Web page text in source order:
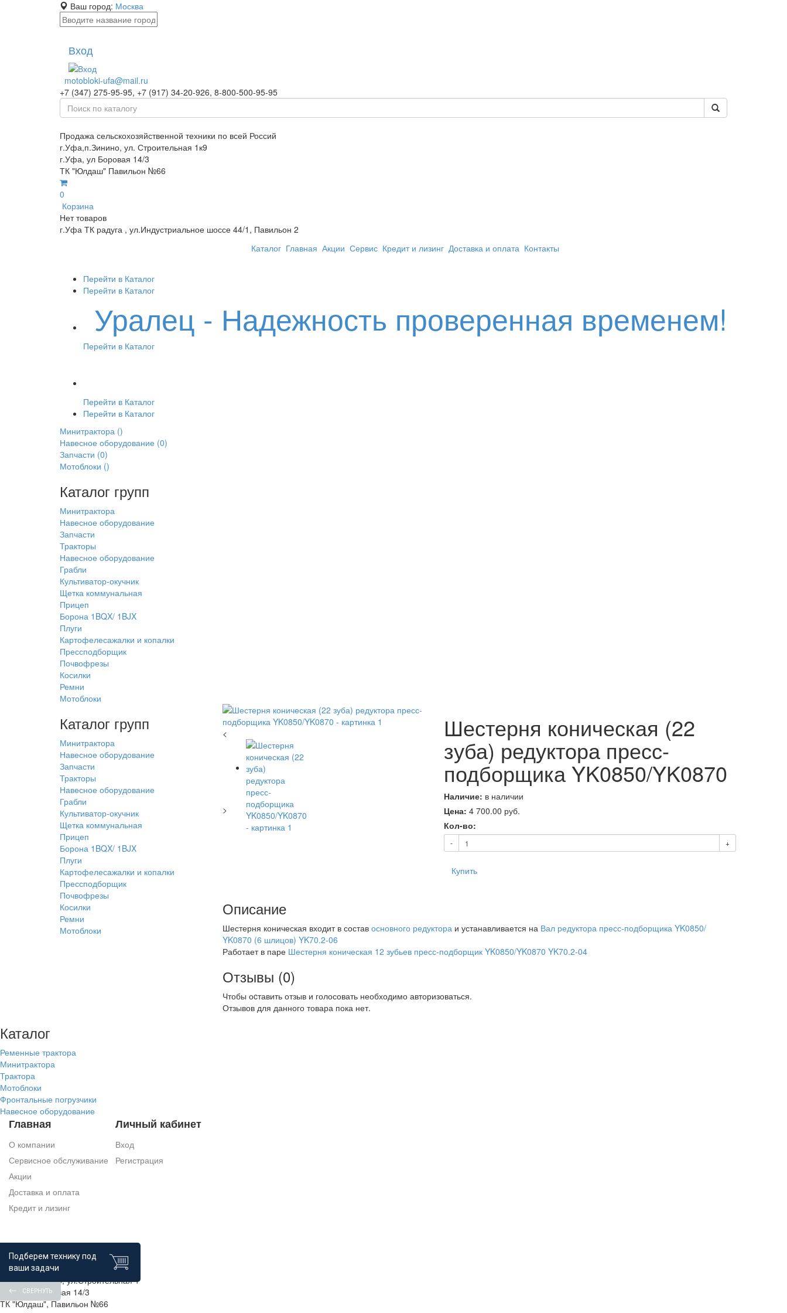
Ваш город: Москва
Вход
motobloki-ufa@mail.ru
+7 (347) 275-95-95, +7 (917) 34-20-926, 8-800-500-95-95
Продажа сельскохозяйственной техники по всей Россий
г.Уфа,п.Зинино, ул. Строительная 1к9
г.Уфа, ул Боровая 14/3
ТК "Юлдаш" Павильон №66
0
Корзина
Нет товаров
г.Уфа ТК радуга , ул.Индустриальное шоссе 44/1, Павильон 2
Каталог Главная Акции Сервис Кредит и лизинг Доставка и оплата Контакты
Перейти в Каталог
Перейти в Каталог
Уралец - Надежность проверенная временем!
Перейти в Каталог
Перейти в Каталог
Перейти в Каталог
Минитрактора ()
Навесное оборудование (0)
Запчасти (0)
Мотоблоки ()
Каталог групп
Минитрактора
Навесное оборудование
Запчасти
Тракторы
Навесное оборудование
Грабли
Культиватор-окучник
Щетка коммунальная
Прицеп
Борона 1BQX/ 1BJX
Плуги
Картофелесажалки и копалки
Прессподборщик
Почвофрезы
Косилки
Ремни
Мотоблоки
Каталог групп
Минитрактора
Навесное оборудование
Запчасти
Тракторы
Навесное оборудование
Грабли
Культиватор-окучник
Щетка коммунальная
Прицеп
Борона 1BQX/ 1BJX
Плуги
Картофелесажалки и копалки
Прессподборщик
Почвофрезы
Косилки
Ремни
Мотоблоки
<
>
Шестерня коническая (22
зуба) редуктора пресс-
подборщика YK0850/YK0870
Наличие: в наличии
Цена: 4 700.00 руб.
Кол-во:
- +
Купить
Описание
Шестерня коническая входит в состав основного редуктораи устанавливается на Вал редуктора пресс-подборщика YK0850/
YK0870 (6 шлицов) YK70.2-06
Работает в паре Шестерня коническая 12 зубьев пресс-подборщик YK0850/YK0870 YK70.2-04
Отзывы (0)
Чтобы оcтавить отзыв и голосовать необходимо авторизоваться.
Отзывов для данного товара пока нет.
Каталог
Ременные трактора
Минитрактора
Трактора
Мотоблоки
Фронтальные погрузчики
Навесное оборудование
Главная
О компании
Сервисное обслуживание
Акции
Доставка и оплата
Кредит и лизинг
Личный кабинет
Вход
Регистрация
Контакты
г.Уфа, п.Зинино, ул.Строительная 1
г.Уфа, ул Боровая 14/3
ТК "Юлдаш", Павильон №66
Подберем технику под
ваши задачи
СВЕРНУТЬ